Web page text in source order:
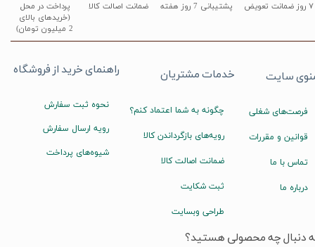
پشتیبانی 7 روز هفته
پرداخت در محل
(خریدهای بالای
2 میلیون تومان)
۷ روز ضمانت تعویض ضمانت اصالت کالا
راهنمای خرید از فروشگاه
نحوه ثبت سفارش
رویه ارسال سفارش
شیوه‌های پرداخت
خدمات مشتریان
چگونه به شما اعتماد کنم؟
رویه‌های بازگرداندن کالا
ضمانت اصالت کالا
ثبت شکایت
طراحی وبسایت
سایت
فرصت‌های شغلی
قوانین و مقررات
تماس با ما
درباره ما
دنبال چه محصولی هستید؟